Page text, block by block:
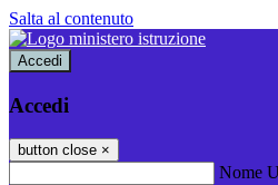
Salta al contenuto
Accedi
Accedi
button close ×
Nome